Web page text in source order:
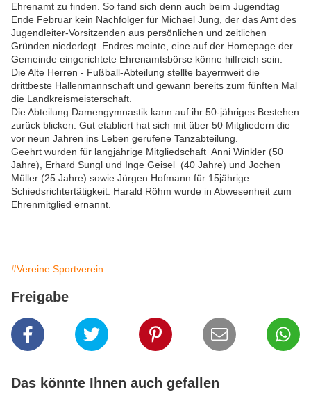
Ehrenamt zu finden. So fand sich denn auch beim Jugendtag
Ende Februar kein Nachfolger für Michael Jung, der das Amt des
Jugendleiter-Vorsitzenden aus persönlichen und zeitlichen
Gründen niederlegt. Endres meinte, eine auf der Homepage der
Gemeinde eingerichtete Ehrenamtsbörse könne hilfreich sein.
Die Alte Herren - Fußball-Abteilung stellte bayernweit die
drittbeste Hallenmannschaft und gewann bereits zum fünften Mal
die Landkreismeisterschaft.
Die Abteilung Damengymnastik kann auf ihr 50-jähriges Bestehen
zurück blicken. Gut etabliert hat sich mit über 50 Mitgliedern die
vor neun Jahren ins Leben gerufene Tanzabteilung.
Geehrt wurden für langjährige Mitgliedschaft Anni Winkler (50
Jahre), Erhard Sungl und Inge Geisel (40 Jahre) und Jochen
Müller (25 Jahre) sowie Jürgen Hofmann für 15jährige
Schiedsrichtertätigkeit. Harald Röhm wurde in Abwesenheit zum
Ehrenmitglied ernannt.
#Vereine Sportverein
Freigabe
Das könnte Ihnen auch gefallen